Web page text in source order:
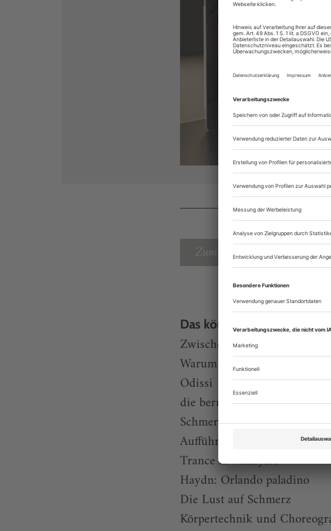
Zum Inhaltsverzeichnis
Das könnte Sie auch
Zwischen Call-Center und
Warum verletzen sich
Odissi
die bernal methode
Schmerzlose Körper
Aufführung des Jahres
Trance in Malaysia
Haydn: Orlando paladino
Die Lust auf Schmerz
Körpertechnik und